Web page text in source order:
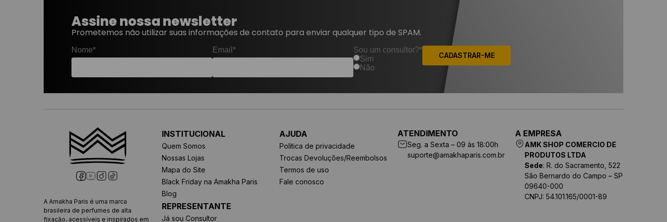
Assine nossa newsletter
Prometemos não utilizar suas informações de contato para enviar qualquer tipo de SPAM.
Nome* Email*
Sou um consultor?*
Sim
Não
CADASTRAR-ME
A Amakha Paris é uma marca
brasileira de perfumes de alta
fixação, acessíveis e inspirados em
INSTITUCIONAL
Quem Somos
Nossas Lojas
Mapa do Site
Black Friday na Amakha Paris
Blog
REPRESENTANTE
Já sou Consultor
AJUDA
Política de privacidade
Trocas Devoluções/Reembolsos
Termos de uso
Fale conosco
ATENDIMENTO
Seg. a Sexta – 09 às 18:00h
suporte@amakhaparis.com.br
A EMPRESA
AMK SHOP COMERCIO DE
PRODUTOS LTDA
Sede: R. do Sacramento, 522
São Bernardo do Campo – SP
09640-000
CNPJ: 54.101.165/0001-89